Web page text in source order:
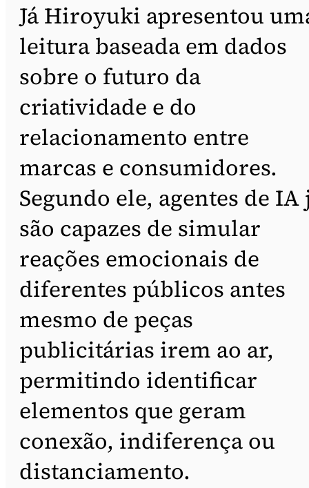
Já Hiroyuki apresentou
leitura baseada em dados
sobre o futuro da
criatividade e do
relacionamento entre
marcas e consumidores.
Segundo ele, agentes de IA
são capazes de simular
reações emocionais de
diferentes públicos antes
mesmo de peças
publicitárias irem ao ar,
permitindo identificar
elementos que geram
conexão, indiferença ou
distanciamento.